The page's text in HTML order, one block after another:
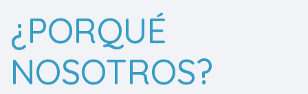
¿PORQUÉ
NOSOTROS?